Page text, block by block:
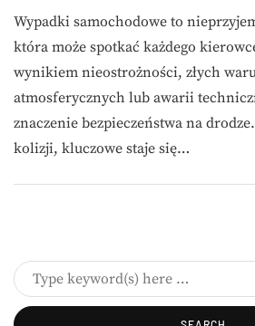
Wypadki samochodowe to
która może spotkać każdego
wynikiem nieostrożności, złych
atmosferycznych lub awarii
znaczenie bezpieczeństwa na
kolizji, kluczowe staje się…